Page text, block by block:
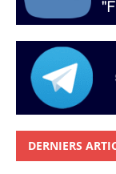
DERNIERS